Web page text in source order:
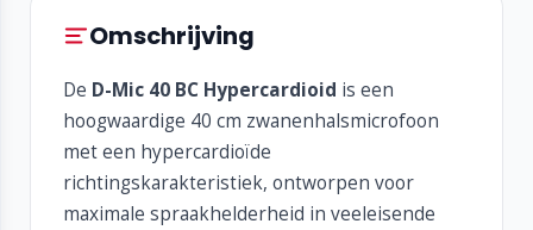
Omschrijving
De D-Mic 40 BC Hypercardioid is een
hoogwaardige 40 cm zwanenhalsmicrofoon
met een hypercardioïde
richtingskarakteristiek, ontworpen voor
maximale spraakhelderheid in veeleisende